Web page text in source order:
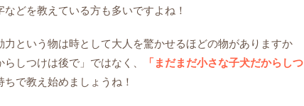
どを教えている方も多いですよね！
という物は時として大人を驚かせるほどの物がありますか
しつけは後で」ではなく、
「まだまだ小さな子犬だからしつ
ちで教え始めましょうね！